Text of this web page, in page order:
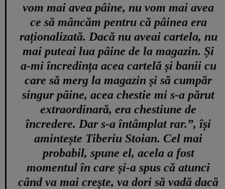
vom mai avea pâine, nu vom mai avea
ce să mâncăm pentru că pâinea era
raționalizată. Dacă nu aveai cartela, nu
mai puteai lua pâine de la magazin. Și
a-mi încredința acea cartelă și banii cu
care să merg la magazin și să cumpăr
singur pâine, acea chestie mi s-a părut
extraordinară, era chestiune de
încredere. Dar s-a întâmplat rar.”, își
amintește Tiberiu Stoian. Cel mai
probabil, spune el, acela a fost
momentul în care și-a spus că atunci
când va mai crește, va dori să vadă dacă